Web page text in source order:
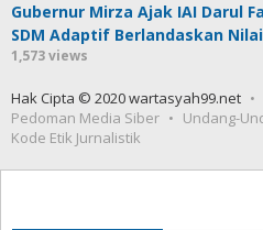
Gubernur Mirza Ajak IAI Darul
SDM Adaptif Berlandaskan
1,573 views
Hak Cipta © 2020 wartasyah99.net
Pedoman Media Siber
Undang-
Kode Etik Jurnalistik